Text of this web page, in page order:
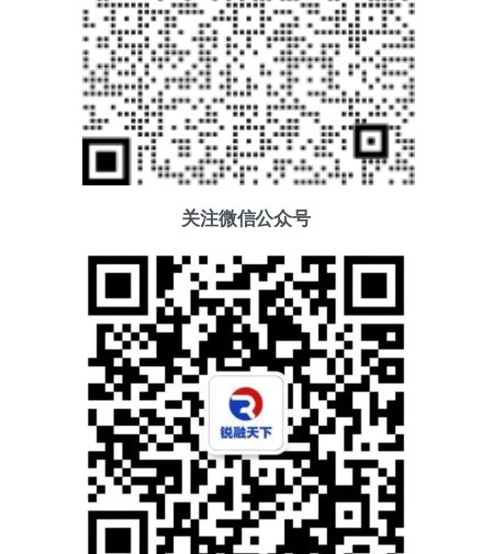
关注微信公众号
添加好友